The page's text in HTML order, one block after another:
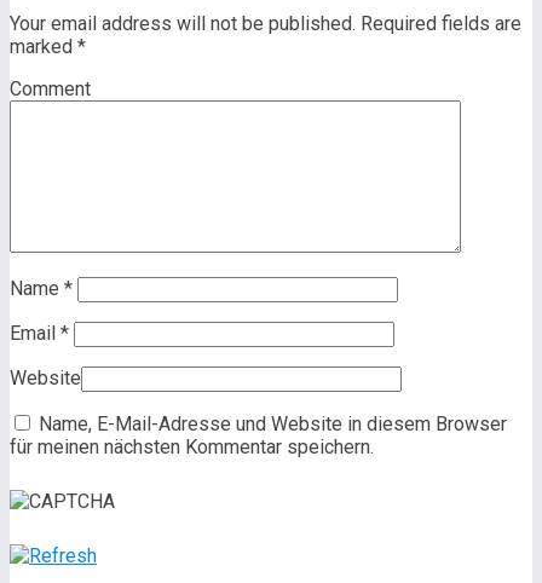
Your email address will not be published. Required fields are
marked *
Comment
Name *
Email *
Website
Name, E-Mail-Adresse und Website in diesem Browser
für meinen nächsten Kommentar speichern.